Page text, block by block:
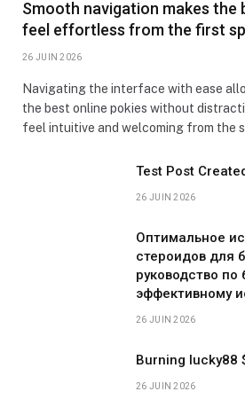
Smooth navigation makes the
feel effortless from the first
26 JUIN 2026
Navigating the interface with ease
the best online pokies without
feel intuitive and welcoming from the
Test Post
26 JUIN 2026
Оптимальное
стероидов для
руководство по
эффективному
26 JUIN 2026
Burning lucky88
26 JUIN 2026